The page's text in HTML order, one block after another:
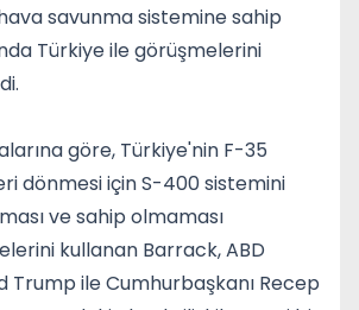
savunma sistemine sahip
Türkiye ile görüşmelerini
göre, Türkiye'nin F-35
dönmesi için S-400 sistemini
ve sahip olmaması
kullanan Barrack, ABD
Trump ile Cumhurbaşkanı Recep